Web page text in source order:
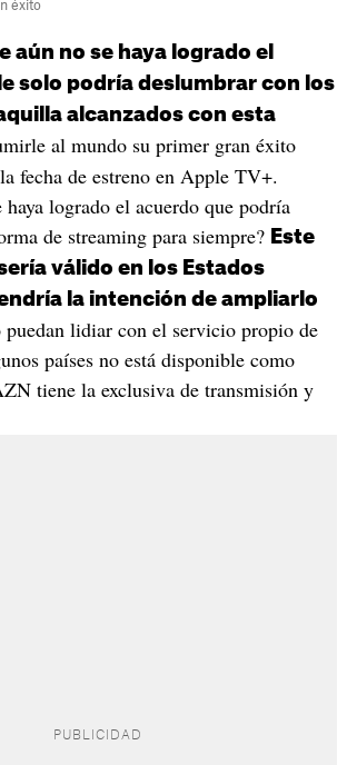
éxito
aún no se haya logrado el
solo podría deslumbrar con los
alcanzados con esta
al mundo su primer gran éxito
fecha de estreno en Apple TV+.
haya logrado el acuerdo que podría
de streaming para siempre? Este
válido en los Estados
la intención de ampliarlo
puedan lidiar con el servicio propio de
países no está disponible como
tiene la exclusiva de transmisión y